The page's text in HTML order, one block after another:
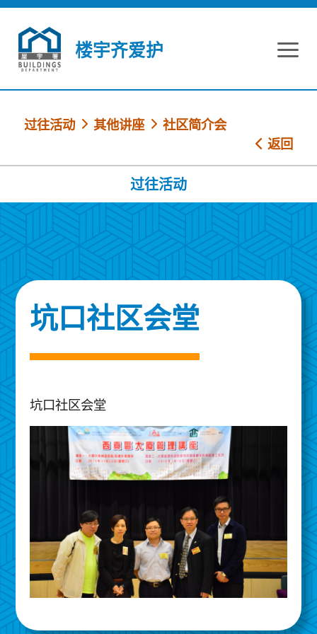
跳到内容
楼宇齐爱护
过往活动 其他讲座
社区简介会
返回
过往活动
坑口社区会堂
坑口社区会堂